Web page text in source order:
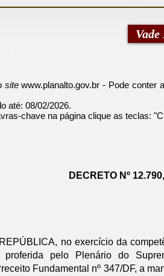
site www.planalto.gov.br - Pode conter
até: 08/02/2026.
chave na página clique as teclas:
DECRETO Nº
no exercício da
pelo Plenário do
Fundamental nº 347/DF, a